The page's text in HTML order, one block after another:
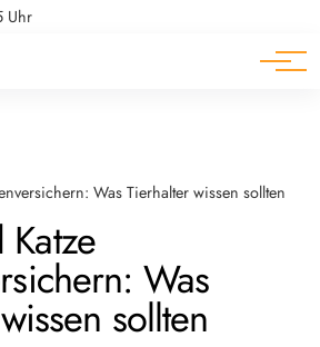
Uhr
Was Tierhalter wissen sollten
Was
sollten